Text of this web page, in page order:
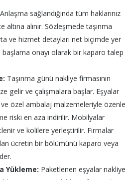
Anlaşma sağlandığında tüm haklarınız
altına alınır. Sözleşmede taşınma
ve hizmet detayları net biçimde yer
başlama onayı olarak bir kaparo talep
Taşınma günü nakliye firmasının
gelir ve çalışmalara başlar. Eşyalar
özel ambalaj malzemeleriyle özenle
riski en aza indirilir. Mobilyalar
ve kolilere yerleştirilir. Firmalar
ücretin bir bölümünü kaparo veya
Yükleme: Paketlenen eşyalar nakliye